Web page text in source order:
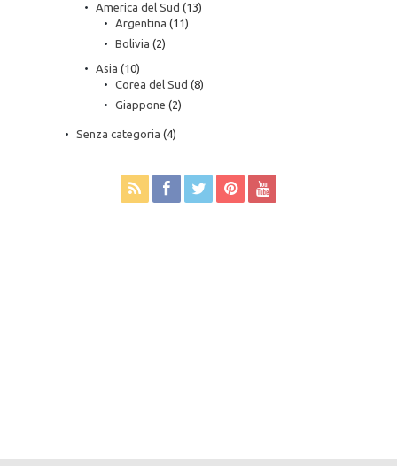
America del Sud (13)
Argentina (11)
Bolivia (2)
Asia (10)
Corea del Sud (8)
Giappone (2)
Senza categoria (4)